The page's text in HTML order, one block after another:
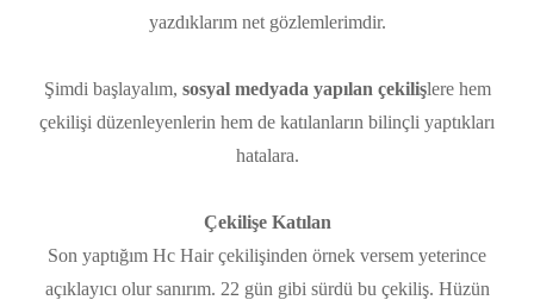
yazdıklarım net gözlemlerimdir.
Şimdi başlayalım, sosyal medyada yapılan çekilişlere hem
çekilişi düzenleyenlerin hem de katılanların bilinçli yaptıkları
hatalara.
Çekilişe Katılan
Son yaptığım Hc Hair çekilişinden örnek versem yeterince
açıklayıcı olur sanırım. 22 gün gibi sürdü bu çekiliş. Hüzün